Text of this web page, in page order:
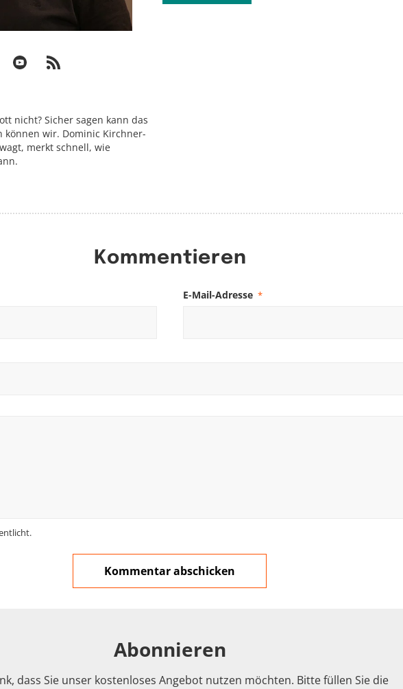
nicht? Sicher sagen kann das
können wir. Dominic Kirchner-
merkt schnell, wie
Kommentieren
E-Mail-Adresse *
Abonnieren
dass Sie unser kostenloses Angebot nutzen möchten. Bitte füllen Sie die